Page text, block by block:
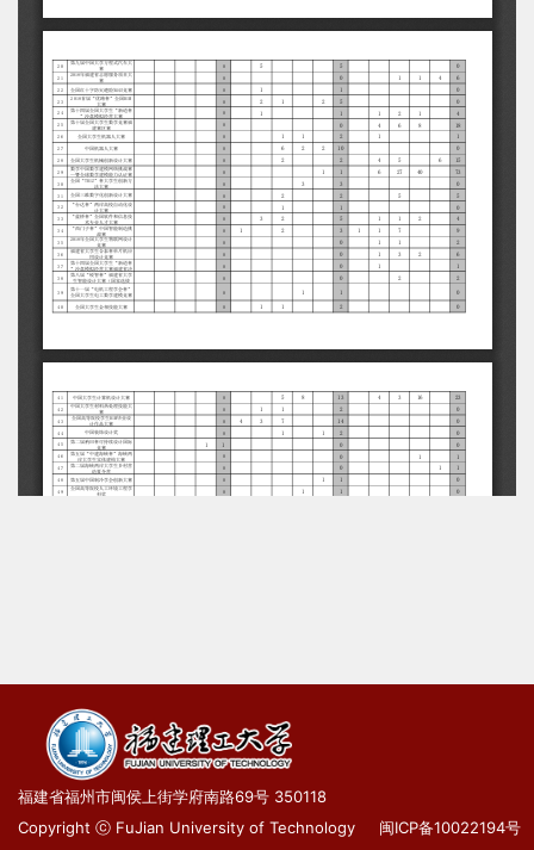
福建省福州市闽侯上街学府南路69号 350118
Copyright ⓒ FuJian University of Technology
闽ICP备10022194号